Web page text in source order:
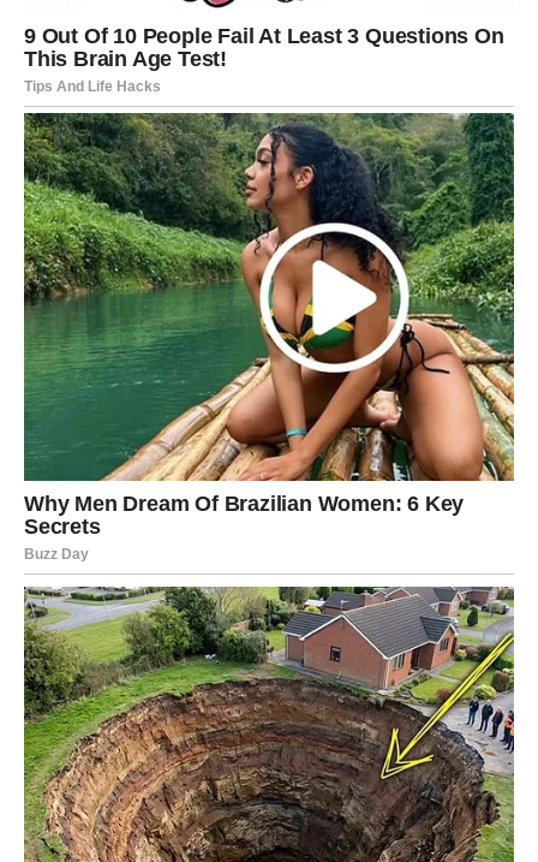
Jedna osoba vraća vam vjeru da život može biti mnogo
ljepši nego prije.
Sreća vam dolazi onda kada je najmanje
očekujete
Pred vama su veoma uzbudljivi trenuci.
JARAC
Jarčevi konačno ulaze u mnogo stabilniji i mirniji period
života.
Na poslovnom i emotivnom planu dolazi veliko olakšanje.
Sudbina vam vraća sigurnost
Pred vama su veoma važni trenuci sreće.
VODOLIJA
Zvijezde vam šalju upozorenje da ne ignorišete ono što
već dugo osjećate.
Jedna osoba nije iskrena prema vama koliko mislite.